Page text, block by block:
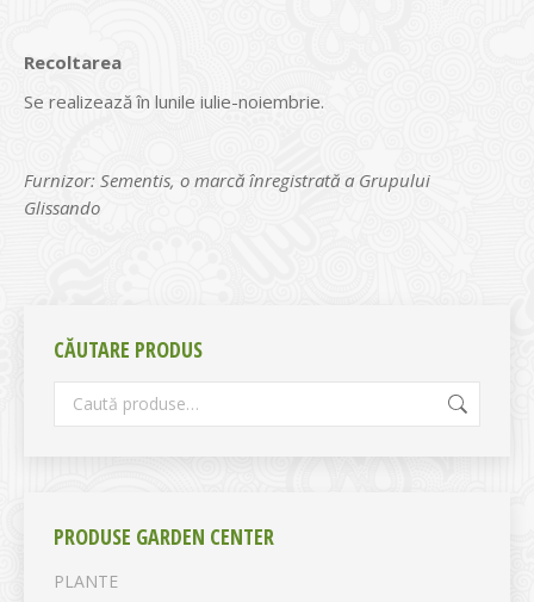
Recoltarea
Se realizează în lunile iulie-noiembrie.
Furnizor: Sementis, o marcă înregistrată a Grupului
Glissando
CĂUTARE PRODUS
PRODUSE GARDEN CENTER
PLANTE